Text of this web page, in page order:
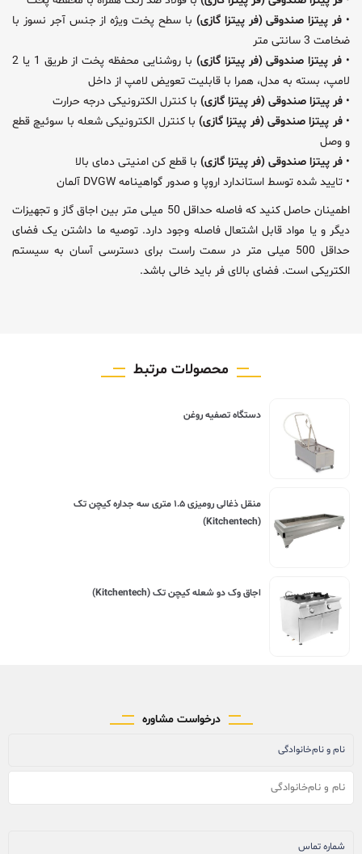
• فر پیتزا صندوقی (فر پیتزا گازی) با سطح پخت ویژه از جنس آجر نسوز با
ضخامت 3 سانتی متر
• فر پیتزا صندوقی (فر پیتزا گازی)
با روشنایی محفظه پخت از طریق 1 یا 2
لامپ، بسته به مدل، همرا با قابلیت تعویض لامپ از داخل
• فر پیتزا صندوقی (فر پیتزا گازی) با کنترل الکترونیکی درجه حرارت
•فر پیتزا صندوقی (فر پیتزا گازی) با کنترل الکترونیکی شعله با سوئیچ قطع
و وصل
• فر پیتزا صندوقی (فر پیتزا گازی) با قطع کن امنیتی دمای بالا
• تایید شده توسط استاندارد اروپا و صدور گواهینامه DVGW آلمان
اطمینان حاصل کنید که فاصله حداقل 50 میلی متر بین اجاق گاز و تجهیزات
دیگر و یا مواد قابل اشتعال فاصله وجود دارد. توصیه ما داشتن یک فضای
حداقل 500 میلی متر در سمت راست برای دسترسی آسان به سیستم
الکتریکی است. فضای بالای فر باید خالی باشد.
محصولات مرتبط
دستگاه تصفیه روغن
منقل ذغالی رومیزی ۱.۵ متری سه جداره کیچن تک
(Kitchentech)
اجاق وک دو شعله کیچن تک (Kitchentech)
درخواست مشاوره
نام و نام‌خانوادگی
شماره تماس